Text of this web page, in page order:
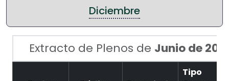
Diciembre
Extracto de Plenos de Junio de
Tipo